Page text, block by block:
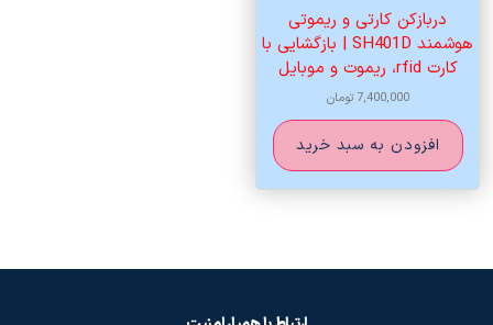
دربازکن کارتی و ریموتی
هوشمند SH401D | بازگشایی با
کارت rfid، ریموت و موبایل
7,400,000تومان
افزودن به سبد خرید